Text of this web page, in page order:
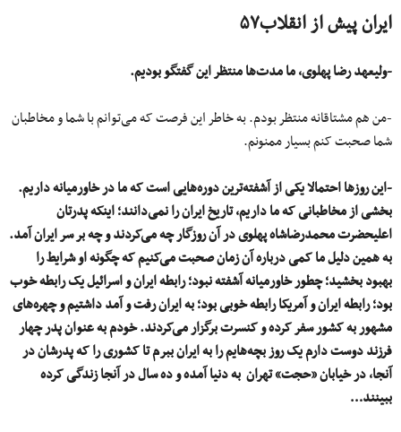
ایران پیش از انقلاب۵۷
-ولیعهد رضا پهلوی، ما مدت‌ها منتظر این گفتگو بودیم.
-من هم مشتاقانه منتظر بودم. به خاطر این فرصت که می‌توانم با شما و مخاطبان
شما صحبت کنم بسیار ممنونم.
-این روزها احتمالا یکی از آشفته‌ترین دوره‌هایی است که ما در خاورمیانه داریم.
بخشی از مخاطبانی که ما داریم، تاریخ ایران را نمی‌دانند؛ اینکه پدرتان
اعلیحضرت محمدرضاشاه پهلوی در آن روزگار چه می‌کردند و چه بر سر ایران آمد.
به همین دلیل ما کمی درباره آن زمان صحبت می‌کنیم که چگونه او شرایط را
بهبود بخشید؛ چطور خاورمیانه آشفته نبود؛ رابطه ایران و اسرائیل یک رابطه خوب
بود؛ رابطه ایران و آمریکا رابطه خوبی بود؛ به ایران رفت و آمد داشتیم و چهره‌های
مشهور به کشور سفر کرده و کنسرت‌ برگزار می‌کردند. خودم به عنوان پدر چهار
فرزند دوست دارم یک روز بچه‌هایم را به ایران ببرم تا کشوری را که پدرشان در
آنجا، در خیابان «حجت» تهران به دنیا آمده و ده سال در آنجا زندگی کرده
ببینند…